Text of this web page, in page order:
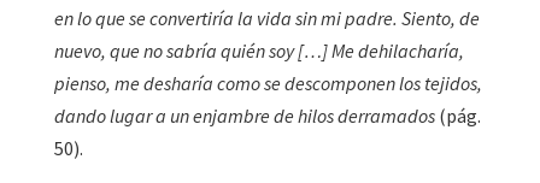
en lo que se convertiría la vida sin mi padre. Siento, de
nuevo, que no sabría quién soy […] Me dehilacharía,
pienso, me desharía como se descomponen los tejidos,
dando lugar a un enjambre de hilos derramados (pág.
50).